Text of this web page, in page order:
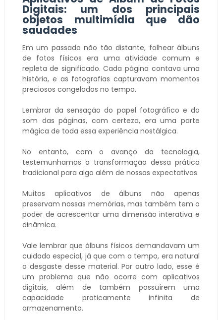
Digitais: um dos principais
objetos multimídia que dão
saudades
Em um passado não tão distante, folhear álbuns
de fotos físicos era uma atividade comum e
repleta de significado. Cada página contava uma
história, e as fotografias capturavam momentos
preciosos congelados no tempo.
Lembrar da sensação do papel fotográfico e do
som das páginas, com certeza, era uma parte
mágica de toda essa experiência nostálgica.
No entanto, com o avanço da tecnologia,
testemunhamos a transformação dessa prática
tradicional para algo além de nossas expectativas.
Muitos aplicativos de álbuns não apenas
preservam nossas memórias, mas também tem o
poder de acrescentar uma dimensão interativa e
dinâmica.
Vale lembrar que álbuns físicos demandavam um
cuidado especial, já que com o tempo, era natural
o desgaste desse material. Por outro lado, esse é
um problema que não ocorre com aplicativos
digitais, além de também possuírem uma
capacidade praticamente infinita de
armazenamento.